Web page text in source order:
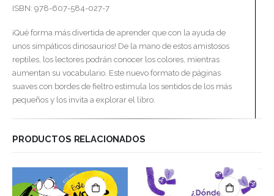
ISBN: 978-607-584-027-7
¡Qué forma más divertida de aprender que con la ayuda de
unos simpáticos dinosaurios! De la mano de estos amistosos
reptiles, los lectores podrán conocer los colores, mientras
aumentan su vocabulario. Este nuevo formato de páginas
suaves con bordes de fieltro estimula los sentidos de los más
pequeños y los invita a explorar el libro.
PRODUCTOS RELACIONADOS